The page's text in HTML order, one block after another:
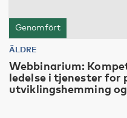
Genomfört
ÄLDRE
Webbinarium:
ledelse i tjenester for
utviklingshemming